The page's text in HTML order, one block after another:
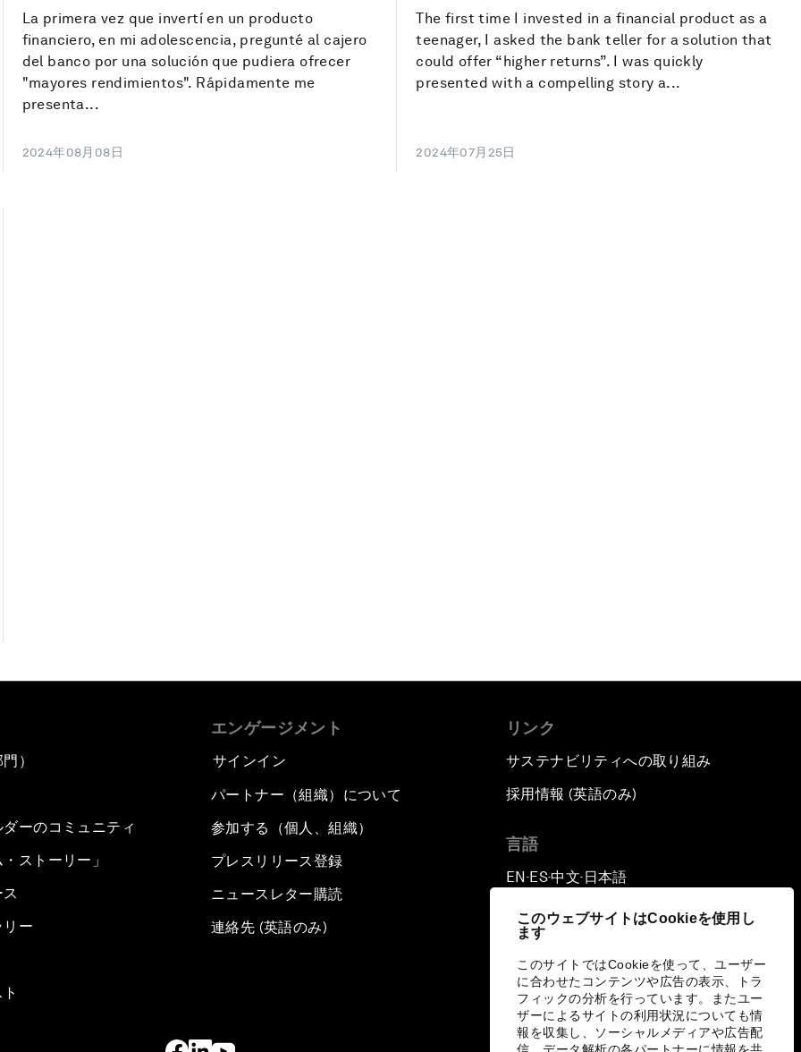
このウェブサイトはCookieを使用し
ます
このサイトではCookieを使って、ユーザー
に合わせたコンテンツや広告の表示、トラ
フィックの分析を行っています。またユー
ザーによるサイトの利用状況についても情
報を収集し、ソーシャルメディアや広告配
La primera vez que invertí en un producto
financiero, en mi adolescencia, pregunté al cajero
del banco por una solución que pudiera ofrecer
"mayores rendimientos". Rápidamente me
presenta...
2024年08月08日
The first time I invested in a financial product as a
teenager, I asked the bank teller for a solution that
could offer “higher returns”. I was quickly
presented with a compelling story a...
2024年07月25日
）
ーのコミュニティ
ストーリー」
ー
エンゲージメント
サインイン
パートナー（組織）について
参加する（個人、組織）
プレスリリース登録
ニュースレター購読
連絡先 (英語のみ)
リンク
サステナビリティへの取り組み
採用情報 (英語のみ)
言語
EN ▪ES▪中文▪ 日本語